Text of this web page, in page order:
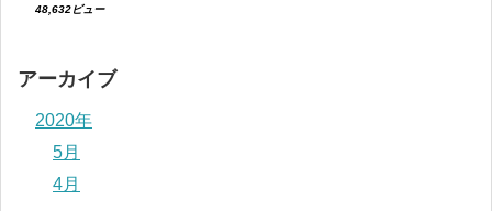
48,632ビュー
アーカイブ
2020年
5月
4月